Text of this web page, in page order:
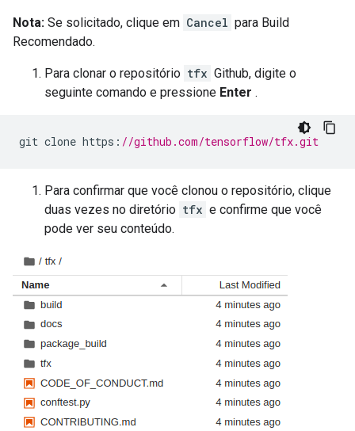
Nota: Se solicitado, clique em Cancel para Build
Recomendado.
Para clonar o repositório tfx Github, digite o
seguinte comando e pressione Enter .
git clone https : //github.com/tensorflow/tfx.git
Para confirmar que você clonou o repositório, clique
duas vezes no diretório tfx e confirme que você
pode ver seu conteúdo.